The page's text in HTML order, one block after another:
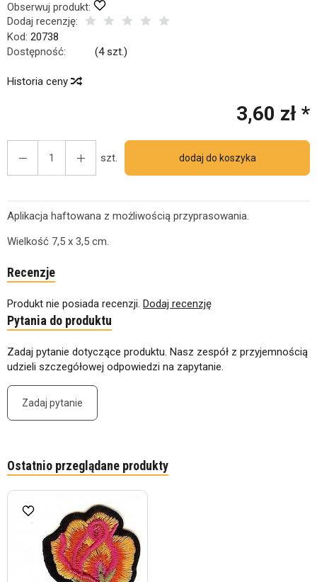
Obserwuj produkt:
Dodaj recenzję:
Kod: 20738
Dostępność:
(4szt.)
Historia ceny
3,60 zł *
szt. dodaj do koszyka
Aplikacja haftowana z możliwością przyprasowania.
Wielkość 7,5 x 3,5 cm.
Recenzje
Produkt nie posiada recenzji. Dodaj recenzję
Pytania do produktu
Zadaj pytanie dotyczące produktu. Nasz zespół z przyjemnością
udzieli szczegółowej odpowiedzi na zapytanie.
Zadaj pytanie
Ostatnio przeglądane produkty